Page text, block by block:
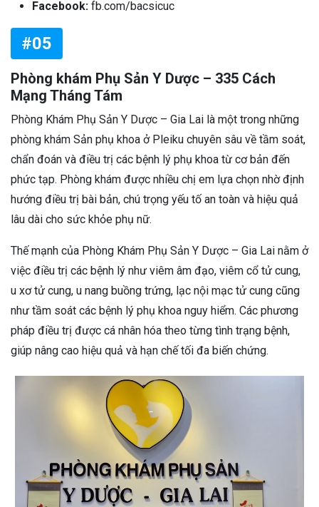
Facebook: fb.com/bacsicuc
#05
Phòng khám Phụ Sản Y Dược – 335 Cách
Mạng Tháng Tám
Phòng Khám Phụ Sản Y Dược – Gia Lai là một trong những
phòng khám Sản phụ khoa ở Pleiku chuyên sâu về tầm soát,
chẩn đoán và điều trị các bệnh lý phụ khoa từ cơ bản đến
phức tạp. Phòng khám được nhiều chị em lựa chọn nhờ định
hướng điều trị bài bản, chú trọng yếu tố an toàn và hiệu quả
lâu dài cho sức khỏe phụ nữ.
Thế mạnh của Phòng Khám Phụ Sản Y Dược – Gia Lai nằm ở
việc điều trị các bệnh lý như viêm âm đạo, viêm cổ tử cung,
u xơ tử cung, u nang buồng trứng, lạc nội mạc tử cung cũng
như tầm soát các bệnh lý phụ khoa nguy hiểm. Các phương
pháp điều trị được cá nhân hóa theo từng tình trạng bệnh,
giúp nâng cao hiệu quả và hạn chế tối đa biến chứng.